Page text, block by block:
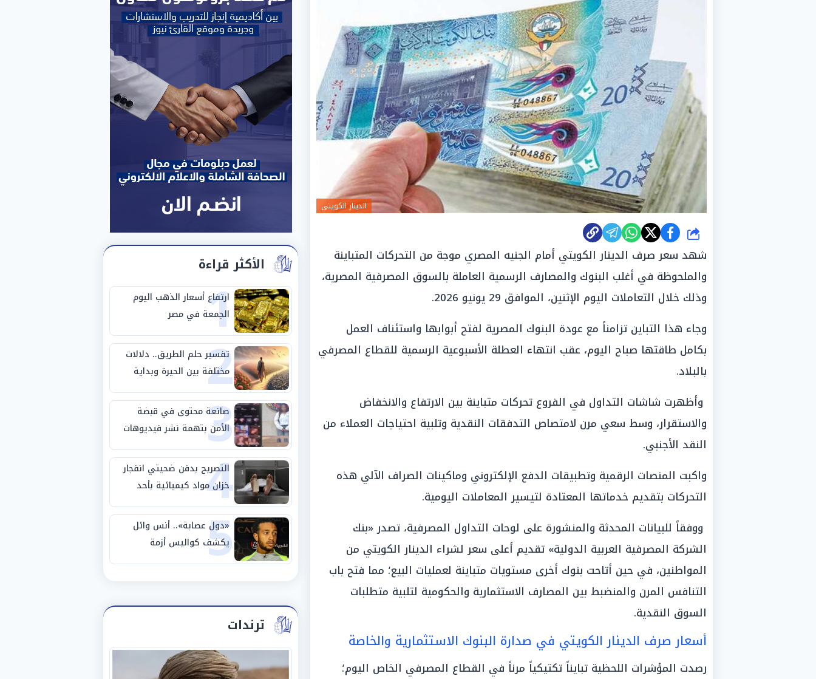
الدينار الكويتي
شارك
شهد سعر صرف الدينار الكويتي أمام الجنيه المصري موجة من التحركات المتباينة
والملحوظة في أغلب البنوك والمصارف الرسمية العاملة بالسوق المصرفية المصرية،
وذلك خلال التعاملات اليوم الإثنين، الموافق 29 يونيو 2026.
وجاء هذا التباين تزامناً مع عودة البنوك المصرية لفتح أبوابها واستئناف العمل
بكامل طاقتها صباح اليوم، عقب انتهاء العطلة الأسبوعية الرسمية للقطاع المصرفي
بالبلاد.
وأظهرت شاشات التداول في الفروع تحركات متباينة بين الارتفاع والانخفاض
والاستقرار، وسط سعي مرن لامتصاص التدفقات النقدية وتلبية احتياجات العملاء من
النقد الأجنبي.
واكبت المنصات الرقمية وتطبيقات الدفع الإلكتروني وماكينات الصراف الآلي هذه
التحركات بتقديم خدماتها المعتادة لتيسير المعاملات اليومية.
ووفقاً للبيانات المحدثة والمنشورة على لوحات التداول المصرفية، تصدر «بنك
الشركة المصرفية العربية الدولية» تقديم أعلى سعر لشراء الدينار الكويتي من
المواطنين، في حين أتاحت بنوك أخرى مستويات متباينة لعمليات البيع؛ مما فتح باب
التنافس المرن والمنضبط بين المصارف الاستثمارية والحكومية لتلبية متطلبات
السوق النقدية.
أسعار صرف الدينار الكويتي في صدارة البنوك الاستثمارية والخاصة
رصدت المؤشرات اللحظية تبايناً تكتيكياً مرناً في القطاع المصرفي الخاص اليوم؛
الأكثر قراءة
1
ارتفاع أسعار الذهب اليوم
الجمعة في مصر
2
تفسير حلم الطريق.. دلالات
مختلفة بين الحيرة وبداية
مرحلة جديدة
3
صانعة محتوى في قبضة
الأمن بتهمة نشر فيديوهات
خادشة للحياء
4
التصريح بدفن ضحيتي انفجار
خزان مواد كيميائية بأحد
مصانع الفيوم
5
«دول عصابة».. أنس وائل
يكشف كواليس أزمة
استبعاده المفاجئ من
ترندات